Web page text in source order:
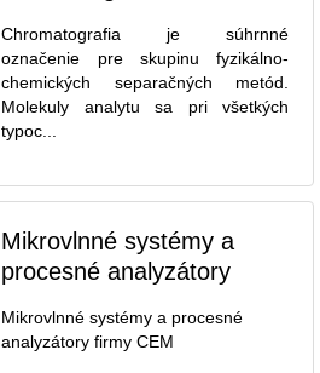
Chromatografia je súhrnné
označenie pre skupinu fyzikálno-
chemických separačných metód.
Molekuly analytu sa pri všetkých
typoc...
Mikrovlnné systémy a
procesné analyzátory
Mikrovlnné systémy a procesné
analyzátory firmy CEM